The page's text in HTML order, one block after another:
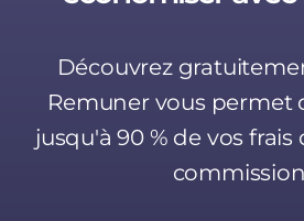
Découvrez
Remuner vous permet
jusqu'à 90 % de vos